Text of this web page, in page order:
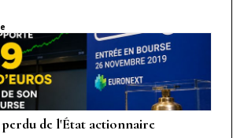
perdu de l'État actionnaire